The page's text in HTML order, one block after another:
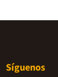
Síguenos